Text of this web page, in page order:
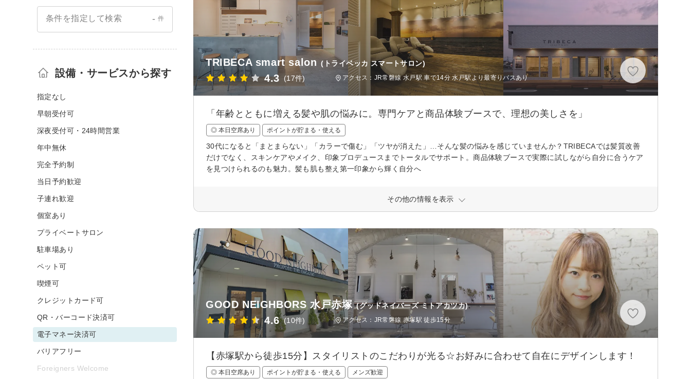
TRIBECA smart salon (トライベッカ スマートサロン)
4.3 (17件) アクセス：JR常磐線 水戸駅 車で14分 水戸駅より最寄りバスあり
「年齢とともに増える髪や肌の悩みに。専門ケアと商品体験ブースで、理想の美しさを」
◎ 本日空席あり ポイントが貯まる・使える
30代になると「まとまらない」「カラーで傷む」「ツヤが消えた」…そんな髪の悩みを感じていませんか？TRIBECAでは髪質改善
だけでなく、スキンケアやメイク、印象プロデュースまでトータルでサポート。商品体験ブースで実際に試しながら自分に合うケア
を見つけられるのも魅力。髪も肌も整え第一印象から輝く自分へ
その他の情報を表示
GOOD NEIGHBORS 水戸赤塚 (グッドネイバーズ ミトアカツカ)
4.6 (10件) アクセス：JR常磐線 赤塚駅 徒歩15分
【赤塚駅から徒歩15分】スタイリストのこだわりが光る☆お好みに合わせて自在にデザインします！
◎ 本日空席あり ポイントが貯まる・使える メンズ歓迎
条件を指定して検索 - 件
設備・サービスから探す
指定なし
早朝受付可
深夜受付可・24時間営業
年中無休
完全予約制
当日予約歓迎
子連れ歓迎
個室あり
プライベートサロン
駐車場あり
ペット可
喫煙可
クレジットカード可
QR・バーコード決済可
電子マネー決済可
バリアフリー
Foreigners Welcome